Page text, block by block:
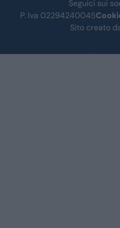
Seguici sui
P. Iva 02294240045
Sito creato